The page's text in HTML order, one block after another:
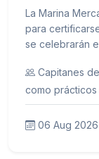
La Marina
para
se celebrarán
Capitanes
como
06 Aug 2026